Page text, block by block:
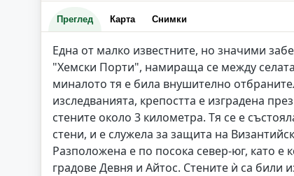
Преглед Карта Снимки
Една от малко известните, но значими
"Хемски Порти", намираща се между
миналото тя е била внушително
изследванията, крепостта е изградена
стените около 3 километра. Тя се е
стени, и е служела за защита на
Разположена е по посока север-юг, като
градове Девня и Айтос. Стените ѝ са били